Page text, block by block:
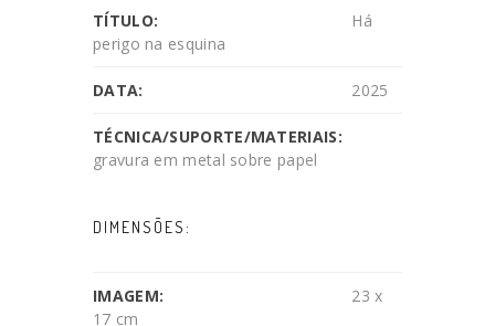
TÍTULO:
Há
perigo na esquina
DATA: 2025
TÉCNICA/SUPORTE/MATERIAIS:
gravura em metal sobre papel
DIMENSÕES:
IMAGEM:
23 x
17 cm